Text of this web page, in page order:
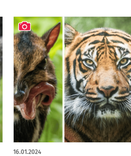
16.01.2024
artykuł z galerią zdjęć